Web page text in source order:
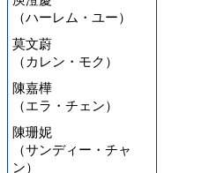
（ハーレム・ユー）
莫文蔚
（カレン・モク）
陳嘉樺
（エラ・チェン）
陳珊妮
（サンディー・チャ
ン）